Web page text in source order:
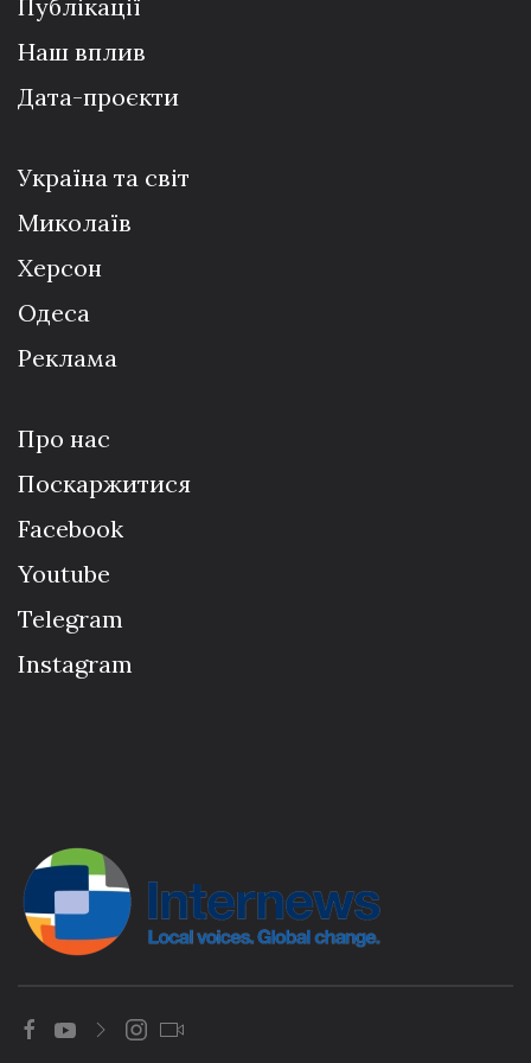
Публікації
Наш вплив
Дата-проєкти
Україна та світ
Миколаїв
Херсон
Одеса
Реклама
Про нас
Поскаржитися
Facebook
Youtube
Telegram
Instagram